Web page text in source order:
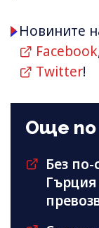
Новините
Facebook
Twitter!
Още
Без